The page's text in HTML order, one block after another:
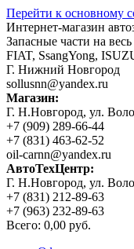
Перейти к основному
Интернет-магазин
Запасные части на
FIAT, SsangYong,
Г. Нижний Новгород
sollusnn@yandex.ru
Магазин:
Г. Н.Новгород, ул.
+7 (909) 289-66-44
+7 (831) 463-62-52
oil-carnn@yandex.ru
АвтоТехЦентр:
Г. Н.Новгород, ул.
+7 (831) 212-89-63
+7 (963) 232-89-63
Всего: 0,00 руб.